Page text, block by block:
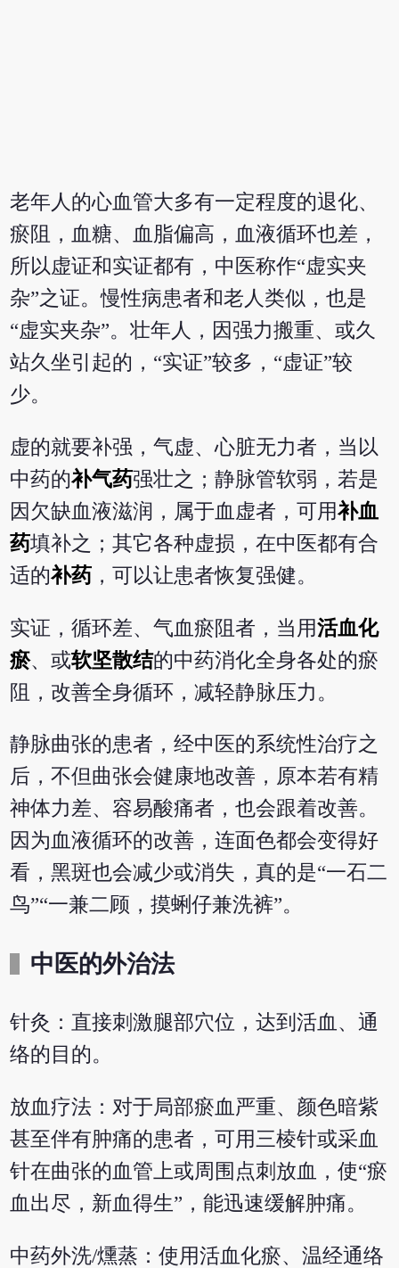
老年人的心血管大多有一定程度的退化、
瘀阻，血糖、血脂偏高，血液循环也差，
所以虚证和实证都有，中医称作“虚实夹
杂”之证。慢性病患者和老人类似，也是
“虚实夹杂”。壮年人，因强力搬重、或久
站久坐引起的，“实证”较多，“虚证”较
少。
虚的就要补强，气虚、心脏无力者，当以
中药的补气药强壮之；静脉管软弱，若是
因欠缺血液滋润，属于血虚者，可用补血
药填补之；其它各种虚损，在中医都有合
适的补药 ，可以让患者恢复强健。
实证，循环差、气血瘀阻者，当用活血化
瘀、或软坚散结的中药消化全身各处的瘀
阻，改善全身循环，减轻静脉压力。
静脉曲张的患者，经中医的系统性治疗之
后，不但曲张会健康地改善，原本若有精
神体力差、容易酸痛者，也会跟着改善。
因为血液循环的改善，连面色都会变得好
看，黑斑也会减少或消失，真的是“一石二
鸟”“一兼二顾，摸蜊仔兼洗裤”。
中医的外治法
针灸：直接刺激腿部穴位，达到活血、通
络的目的。
放血疗法：对于局部瘀血严重、颜色暗紫
甚至伴有肿痛的患者，可用三棱针或采血
针在曲张的血管上或周围点刺放血，使“瘀
血出尽，新血得生”，能迅速缓解肿痛。
中药外洗/燻蒸：使用活血化瘀、温经通络